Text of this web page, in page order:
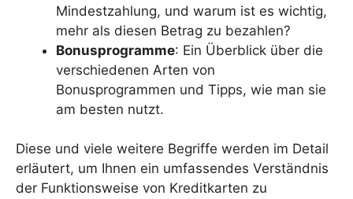
Mindestzahlung, und warum ist es wichtig,
mehr als diesen Betrag zu bezahlen?
Bonusprogramme: Ein Überblick über die
verschiedenen Arten von
Bonusprogrammen und Tipps, wie man sie
am besten nutzt.
Diese und viele weitere Begriffe werden im Detail
erläutert, um Ihnen ein umfassendes Verständnis
der Funktionsweise von Kreditkarten zu